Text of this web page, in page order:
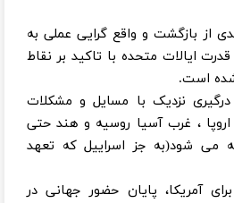
از بازگشت و واقع گرایی عملی به
ایالات متحده با تاکید بر نقاط
است.
نزدیک با مسایل و مشکلات
اروپا ، غرب آسیا روسیه و هند حتی
می شود(به جز اسراییل که تعهد
آمریکا، پایان حضور جهانی در